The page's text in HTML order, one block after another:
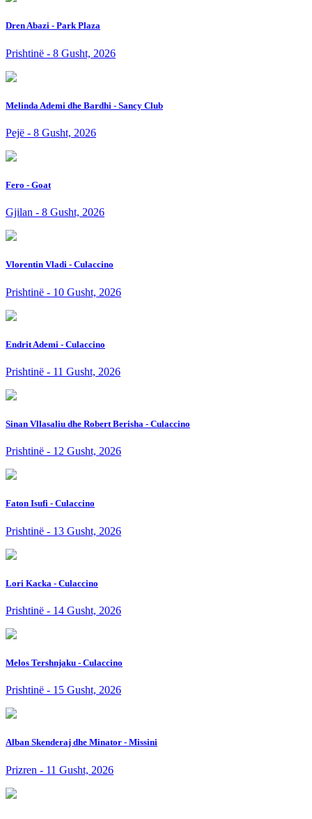
Dren Abazi - Park Plaza
Prishtinë - 8 Gusht, 2026
Melinda Ademi dhe Bardhi - Sancy Club
Pejë - 8 Gusht, 2026
Fero - Goat
Gjilan - 8 Gusht, 2026
Vlorentin Vladi - Culaccino
Prishtinë - 10 Gusht, 2026
Endrit Ademi - Culaccino
Prishtinë - 11 Gusht, 2026
Sinan Vllasaliu dhe Robert Berisha - Culaccino
Prishtinë - 12 Gusht, 2026
Faton Isufi - Culaccino
Prishtinë - 13 Gusht, 2026
Lori Kacka - Culaccino
Prishtinë - 14 Gusht, 2026
Melos Tershnjaku - Culaccino
Prishtinë - 15 Gusht, 2026
Alban Skenderaj dhe Minator - Missini
Prizren - 11 Gusht, 2026